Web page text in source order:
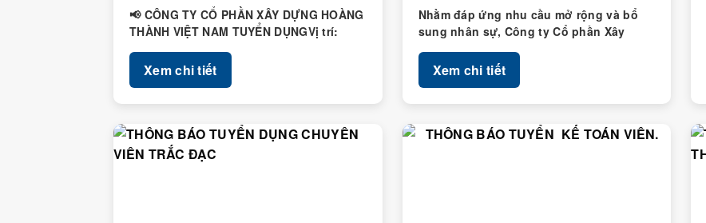
📢 CÔNG TY CỔ PHẦN XÂY DỰNG HOÀNG
THÀNH VIỆT NAM TUYỂN DỤNGVị trí:
Xem chi tiết
Nhằm đáp ứng nhu cầu mở rộng và bổ
sung nhân sự, Công ty Cổ phần Xây
Xem chi tiết